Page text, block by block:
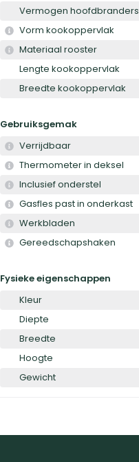
Vermogen hoofdbranders
Vorm kookoppervlak
Materiaal rooster
Lengte kookoppervlak
Breedte kookoppervlak
Gebruiksgemak
Verrijdbaar
Thermometer in deksel
Inclusief onderstel
Gasfles past in onderkast
Werkbladen
Gereedschapshaken
Fysieke eigenschappen
Kleur
Diepte
Breedte
Hoogte
Gewicht